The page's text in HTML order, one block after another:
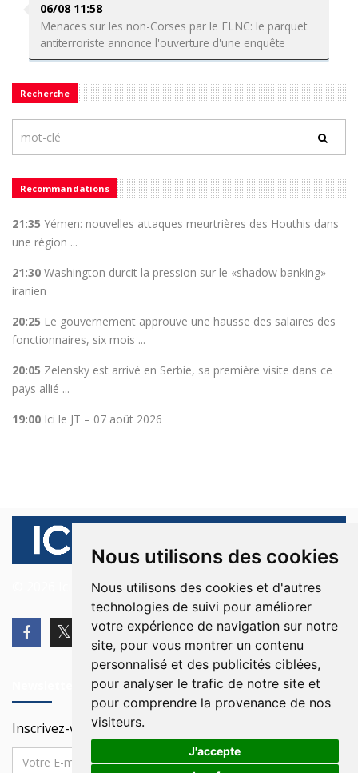
Nous utilisons des cookies
Nous utilisons des cookies et d'autres
technologies de suivi pour améliorer
votre expérience de navigation sur notre
site, pour vous montrer un contenu
personnalisé et des publicités ciblées,
pour analyser le trafic de notre site et
pour comprendre la provenance de nos
visiteurs.
J'accepte
06/08 11:58
Menaces sur les non-Corses par le FLNC: le parquet
antiterroriste annonce l'ouverture d'une enquête
Recherche
Recommandations
21:35 Yémen: nouvelles attaques meurtrières des Houthis dans
une région ...
21:30 Washington durcit la pression sur le «shadow banking»
iranien
20:25 Le gouvernement approuve une hausse des salaires des
fonctionnaires, six mois ...
20:05 Zelensky est arrivé en Serbie, sa première visite dans ce
pays allié ...
19:00 Ici le JT – 07 août 2026
© 2026 Ici Beyrouth. Tous les droits sont réservés.
Inscrivez-vous à notre Newsletter